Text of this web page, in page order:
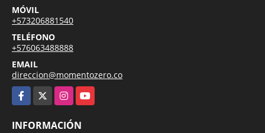
MÓVIL
+573206881540
TELÉFONO
+576063488888
EMAIL
direccion@momentozero.co
Facebook
InstagramYouTube
INFORMACIÓN